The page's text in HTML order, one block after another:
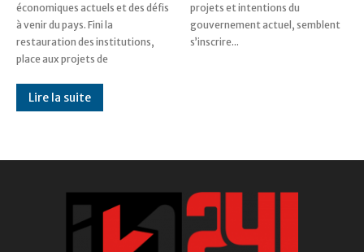
économiques actuels et des défis
à venir du pays. Fini la
restauration des institutions,
place aux projets de
projets et intentions du
gouvernement actuel, semblent
s’inscrire...
Lire la suite